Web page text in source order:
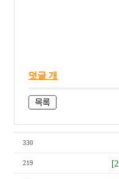
덧글 개
330
219